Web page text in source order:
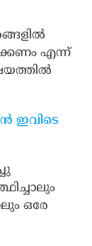
എന്ന്
ഇവിടെ
ഒരേ